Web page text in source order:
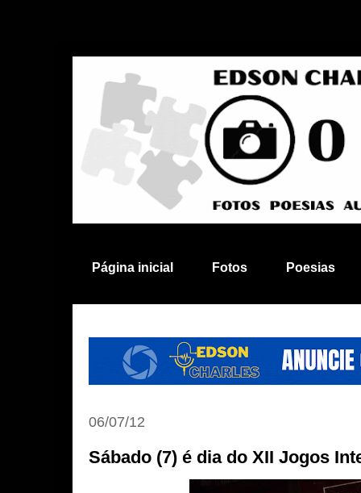
Página inicial Fotos Poesias
06/07/12
Sábado (7) é dia do XII Jogos